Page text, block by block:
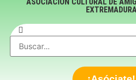
ASOCIACIÓN CULTURAL DE